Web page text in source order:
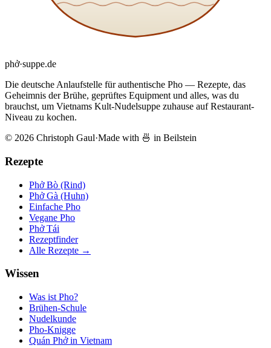
phở·suppe.de
Die deutsche Anlaufstelle für authentische Pho — Rezepte, das
Geheimnis der Brühe, geprüftes Equipment und alles, was du
brauchst, um Vietnams Kult-Nudelsuppe zuhause auf Restaurant-
Niveau zu kochen.
© 2026 Christoph Gaul·Made with 🍜 in Beilstein
Rezepte
Phở Bò (Rind)
Phở Gà (Huhn)
Einfache Pho
Vegane Pho
Phở Tái
Rezeptfinder
Alle Rezepte →
Wissen
Was ist Pho?
Brühen-Schule
Nudelkunde
Pho-Knigge
Quán Phở in Vietnam